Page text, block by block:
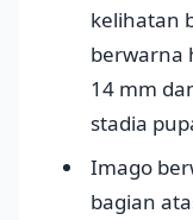
kelihatan
berwarna
14 mm
stadia
Imago
bagian